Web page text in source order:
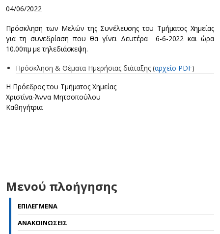
04/06/2022
Πρόσκληση των Μελών της Συνέλευσης του Τμήματος Χημείας
για τη συνεδρίαση που θα γίνει Δευτέρα 6-6-2022 και ώρα
10.00πμ με τηλεδιάσκεψη.
Πρόσκληση & Θέματα Ημερήσιας διάταξης (αρχείο PDF)
Η Πρόεδρος του Τμήματος Χημείας
Χριστίνα-Άννα Μητσοπούλου
Καθηγήτρια
Μενού πλοήγησης
ΕΠΙΛΕΓΜΕΝΑ
ΑΝΑΚΟΙΝΩΣΕΙΣ